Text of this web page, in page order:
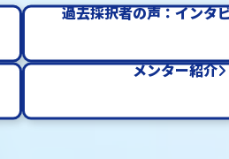
過去採択者の声：インタ
メンター紹介